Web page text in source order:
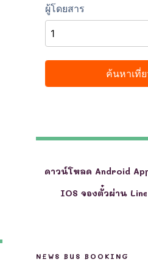
ดาวน์โหลด Android
IOS จองตั๋วผ่าน Line
NEWS BUS BOOKING